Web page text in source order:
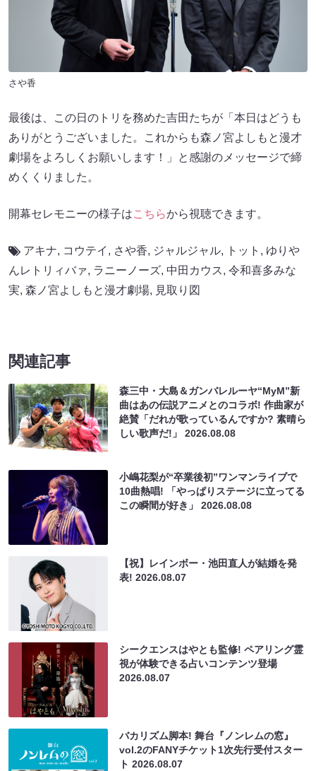
さや香
最後は、この日のトリを務めた吉田たちが「本日はどうも
ありがとうございました。これからも森ノ宮よしもと漫才
劇場をよろしくお願いします！」と感謝のメッセージで締
めくくりました。
開幕セレモニーの様子はこちらから視聴できます。
アキナ, コウテイ , さや香, ジャルジャル, トット , ゆりや
んレトリィバァ, ラニーノーズ, 中田カウス, 令和喜多みな
実, 森ノ宮よしもと漫才劇場, 見取り図
関連記事
森三中・大島＆ガンバレルーヤ“MyM”新
曲はあの伝説アニメとのコラボ! 作曲家が
絶賛「だれが歌っているんですか? 素晴ら
しい歌声だ!」2026.08.08
小嶋花梨が“卒業後初”ワンマンライブで
10曲熱唱! 「やっぱりステージに立ってる
この瞬間が好き」2026.08.08
【祝】レインボー・池田直人が結婚を発
表!2026.08.07
シークエンスはやとも監修! ペアリング霊
視が体験できる占いコンテンツ登場
2026.08.07
バカリズム脚本! 舞台『ノンレムの窓』
vol.2のFANYチケット1次先行受付スター
ト2026.08.07